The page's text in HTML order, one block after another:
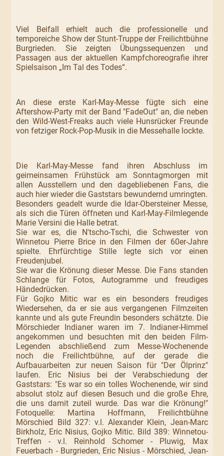
Viel Beifall erhielt auch die professionelle und
temporeiche Show der Stunt-Truppe der Freilichtbühne
Burgrieden. Sie zeigten Übungssequenzen und
Passagen aus der aktuellen Kampfchoreografie ihrer
Spielsaison „Im Tal des Todes“.
An diese erste Karl-May-Messe fügte sich eine
Aftershow-Party mit der Band "FadeOut" an, die neben
den Wild-West-Freaks auch viele Hunsrücker Freunde
von fetziger Rock-Pop-Musik in die Messehalle lockte.
Die Karl-May-Messe fand ihren Abschluss im
geimeinsamen Frühstück am Sonntagmorgen mit
allen Ausstellern und den dagebliebenen Fans, die
auch hier wieder die Gaststars bewundernd umringten.
Besonders geadelt wurde die Idar-Obersteiner Messe,
als sich die Türen öffneten und Karl-May-Filmlegende
Marie Versini die Halle betrat.
Sie war es, die N'tscho-Tschi, die Schwester von
Winnetou Pierre Brice in den Filmen der 60er-Jahre
spielte. Ehrfürchtige Stille legte sich vor einen
Freudenjubel.
Sie war die Krönung dieser Messe. Die Fans standen
Schlange für Fotos, Autogramme und freudiges
Händedrücken.
Für Gojko Mitic war es ein besonders freudiges
Wiedersehen, da er sie aus vergangenen Filmzeiten
kannte und als gute Freundin besonders schätzte. Die
Mörschieder Indianer waren im 7. Indianer-Himmel
angekommen und besuchten mit den beiden Film-
Legenden abschließend zum Messe-Wochenende
noch die Freilichtbühne, auf der gerade die
Aufbauarbeiten zur neuen Saison für "Der Ölprinz"
laufen. Eric Nisius bei der Verabschiedung der
Gaststars: "Es war so ein tolles Wochenende, wir sind
absolut stolz auf diesen Besuch und die große Ehre,
die uns damit zuteil wurde. Das war die Krönung!"
Fotoquelle: Martina Hoffmann, Freilichtbühne
Mörschied Bild 327: v.l. Alexander Klein, Jean-Marc
Birkholz, Eric Nisius, Gojko Mitic. Bild 389: Winnetou-
Treffen - v.l. Reinhold Schomer - Pluwig, Max
Feuerbach - Burgrieden, Eric Nisius - Mörschied, Jean-